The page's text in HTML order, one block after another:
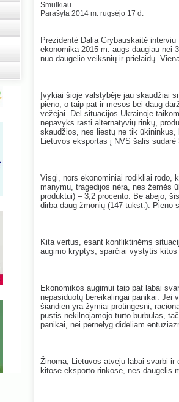
Smulkiau
Parašyta 2014 m. rugsėjo 17 d.
Prezidentė Dalia Grybauskaitė
ekonomika 2015 m. augs daugiau nei
nuo daugelio veiksnių ir prielaidų.
Įvykiai šioje valstybėje jau skaudžiai
pieno, o taip pat ir mėsos bei daug
vežėjai. Dėl situacijos Ukrainoje
nepavyks rasti alternatyvių rinkų,
skaudžios, nes liestų ne tik ūkininkus,
Lietuvos eksportas į NVS šalis
Visgi, nors ekonominiai rodikliai rodo,
manymu, tragedijos nėra, nes žemės
produktui) – 3,2 procento. Be abejo,
dirba daug žmonių (147 tūkst.). Pieno
Kita vertus, esant konfliktinėms
augimo kryptys, sparčiai vystytis
Ekonomikos augimui taip pat labai
nepasiduotų bereikalingai panikai. Jei
šiandien yra žymiai protingesni,
pūstis nekilnojamojo turto burbulas,
panikai, nei pernelyg dideliam
Žinoma, Lietuvos atveju labai svarbi
kitose eksporto rinkose, nes daugelis